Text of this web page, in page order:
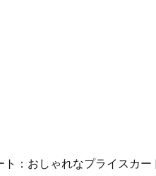
ト：おしゃれなプライスカ